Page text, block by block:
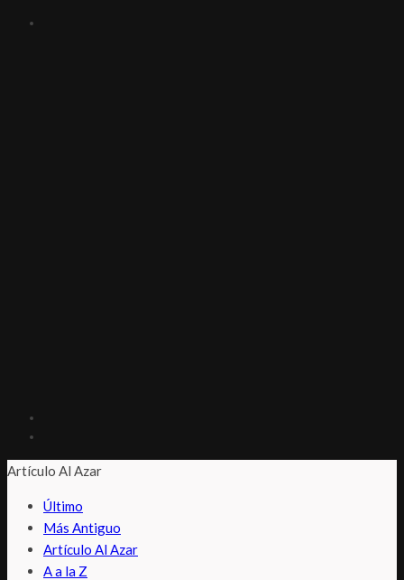
Artículo Al Azar
Último
Más Antiguo
Artículo Al Azar
A a la Z